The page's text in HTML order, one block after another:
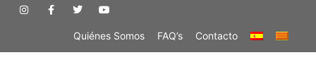
Quiénes Somos FAQ’s Contacto